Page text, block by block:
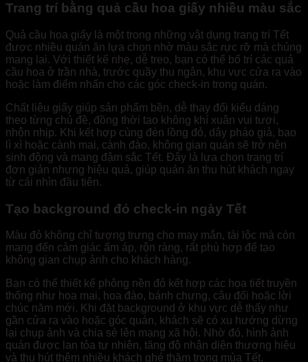
Trang trí bằng quả cầu hoa giấy nhiều màu sắc
Quả cầu hoa giấy là một trong những vật dụng trang trí Tết
được nhiều quán ăn lựa chọn nhờ màu sắc rực rỡ mà chúng
mang lại. Với thiết kế nhẹ, dễ treo, bạn có thể bố trí các quả
cầu hoa ở trần nhà, trước quầy thu ngân, khu vực cửa ra vào
hoặc làm điểm nhấn cho các góc check-in trong quán.
Chất liệu giấy giúp sản phẩm bền, dễ thay đổi kiểu dáng
theo từng chủ đề, đồng thời tạo không khí xuân vui tươi,
nhộn nhịp. Khi kết hợp cùng đèn lồng đỏ, dây pháo giả, bao
lì xì hoặc cành mai, cành đào, không gian quán sẽ trở nên
sinh động và mang đậm sắc Tết. Đây là lựa chọn trang trí
đơn giản nhưng hiệu quả, giúp quán ăn thu hút khách ngay
từ cái nhìn đầu tiên.
Tạo background đỏ check-in ngày Tết
Màu đỏ không chỉ tượng trưng cho may mắn, tài lộc mà còn
mang đến cảm giác ấm áp, rộn ràng, rất phù hợp để tạo
không gian chụp ảnh cho khách hàng.
Bạn có thể thiết kế phông nền đỏ kết hợp các họa tiết truyền
thống như hoa mai, hoa đào, bánh chưng, câu đối hoặc lời
chúc năm mới. Khi đặt background ở khu vực dễ thấy như
gần cửa ra vào hoặc góc quán, khách sẽ có xu hướng dừng
lại chụp ảnh và chia sẻ lên mạng xã hội. Nhờ đó, hình ảnh
quán được lan tỏa tự nhiên, tăng độ nhận diện thương hiệu
và thu hút thêm nhiều khách ghé thăm trong mùa Tết.